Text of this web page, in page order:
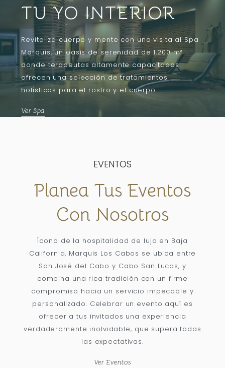
TU YO INTERIOR
Revitaliza cuerpo y mente con una visita al Spa
Marquis, un oasis de serenidad de 1,200 m²
donde terapeutas altamente capacitados
ofrecen una selección de tratamientos
holísticos para el rostro y el cuerpo.
Ver Spa
EVENTOS
Planea Tus Eventos
Con Nosotros
Ícono de la hospitalidad de lujo en Baja
California, Marquis Los Cabos se ubica entre
San José del Cabo y Cabo San Lucas, y
combina una rica tradición con un firme
compromiso hacia un servicio impecable y
personalizado. Celebrar un evento aquí es
ofrecer a tus invitados una experiencia
verdaderamente inolvidable, que supera todas
las expectativas.
Ver Eventos